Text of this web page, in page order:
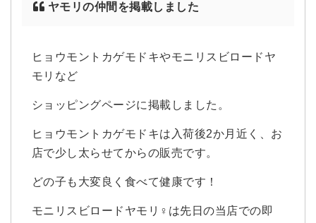
ヤモリの仲間を掲載しました
ヒョウモントカゲモドキやモニリスビロードヤ
モリなど
ショッピングページに掲載しました。
ヒョウモントカゲモドキは入荷後2か月近く、お
店で少し太らせてからの販売です。
どの子も大変良く食べて健康です！
モニリスビロードヤモリ♀は先日の当店での即